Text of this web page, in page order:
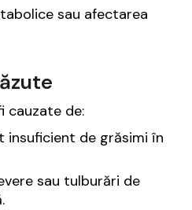
sau afectarea
cauzate de:
insuficient de grăsimi în
sau tulburări de